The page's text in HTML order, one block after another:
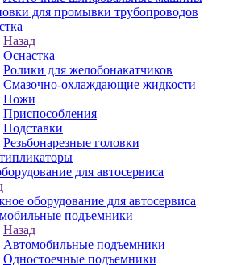
для промывки трубопроводов
Назад
Оснастка
Ролики для желобонакатчиков
Смазочно-охлаждающие жидкости
Ножи
Приспособления
Подставки
Резьбонарезные головки
для автосервиса
оборудование для автосервиса
подъемники
Назад
Автомобильные подъемники
Одностоечные подъемники